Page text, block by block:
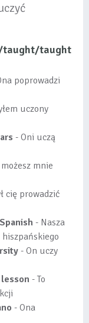
taught/taught
poprowadzi
uczony
- Oni uczą
mnie
cię prowadzić
- Nasza
- On uczy
- To
- Ona